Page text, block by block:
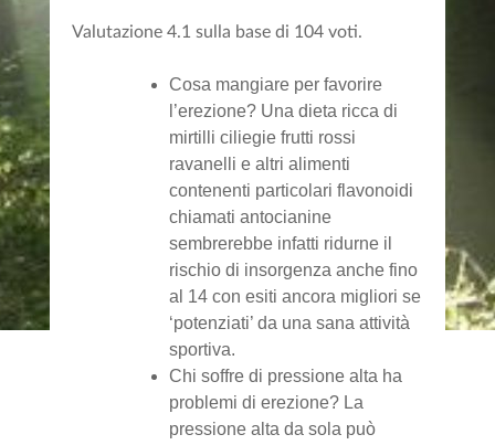
Valutazione 4.1 sulla base di 104voti.
Cosa mangiare per favorire
l’erezione? Una dieta ricca di
mirtilli ciliegie frutti rossi
ravanelli e altri alimenti
contenenti particolari flavonoidi
chiamati antocianine
sembrerebbe infatti ridurne il
rischio di insorgenza anche fino
al 14 con esiti ancora migliori se
‘potenziati’ da una sana attività
sportiva.
Chi soffre di pressione alta ha
problemi di erezione? La
pressione alta da sola può